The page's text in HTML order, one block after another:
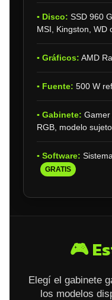
▪ Disco: SSD 960
MSI, Kingston, WD
▪ Gráficos: AMD
▪ Fuente: 500 W
▪ Gabinete: Gamer
RGB, modelo
▪ Software:
GRATIS
🎮
Elegí el gabinete
los modelos